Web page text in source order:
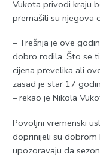
Vukota privodi kraju
premašili su njegova
– Trešnja je ove
dobro rodila. Što se
cijena prevelika ali
zasad je star 17
– rekao je Nikola
Povoljni vremenski
doprinijeli su dobrom
upozoravaju da